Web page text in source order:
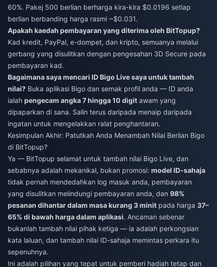
60%. Pakej 500 berlian berharga kira-kira $0.0196 setiap
berlian berbanding harga rasmi ~$0.031.
Apakah kaedah pembayaran yang diterima oleh BitTopup?
Kad kredit, PayPal, e-dompet, dan kripto, semuanya melalui
gerbang yang disulitkan dengan pengesahan 3D Secure pada
pembayaran kad.
Bagaimana saya mencari ID Bigo Live saya untuk tambah
nilai? Buka aplikasi Bigo dan semak profil anda — ID anda
ialah pengecam angka 7 hingga 10 digit awam yang
dipaparkan di sana. Salin terus daripada menaip daripada
ingatan untuk mengelakkan ralat penghantaran.
Kesimpulan Akhir: Patutkah Anda Menambah Nilai Berlian Bigo
di BitTopup?
Ya — BitTopup selamat untuk tambah nilai Bigo Live, dan
sebabnya adalah mekanikal, bukan promosi: model ID-sahaja
tidak pernah mendedahkan log masuk anda, pembayaran
yang disulitkan melindungi pembayaran anda, dan 98%
pesanan dihantar dalam masa kurang 3 minit pada harga 37–
65% di bawah harga dalam aplikasi. Ancaman sebenar
bukanlah tambah nilai pihak ketiga — ia adalah perkongsian
kata laluan, dan tambah nilai ID-sahaja memintas perkara itu
sepenuhnya.
Ini adalah pilihan yang tepat untuk pemberi hadiah tetap dan